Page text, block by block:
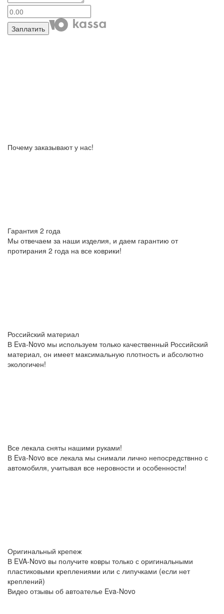
Заплатить
Почему заказывают у нас!
Гарантия 2 года
Мы отвечаем за наши изделия, и даем гарантию от
протирания 2 года на все коврики!
Российский материал
В Eva-Novo мы используем только качественный Российский
материал, он имеет максимальную плотность и абсолютно
экологичен!
Все лекала сняты нашими руками!
В Eva-Novo все лекала мы снимали лично непосредствнно с
автомобиля, учитывая все неровности и особенности!
Оригинальный крепеж
В EVA-Novo вы получите ковры только с оригинальными
пластиковыми креплениями или с липучками (если нет
креплений)
Видео отзывы об автоателье Eva-Novo